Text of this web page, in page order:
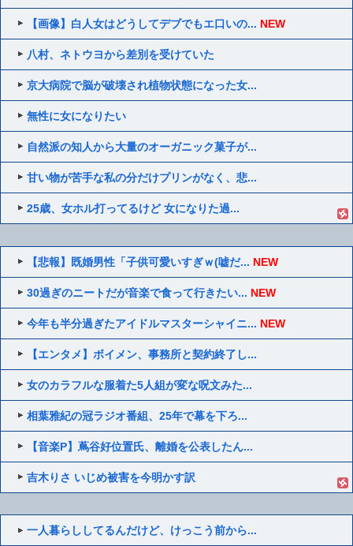
【画像】白人女はどうしてデブでもエ口いの... NEW
八村、ネトウヨから差別を受けていた
京大病院で脳が破壊され植物状態になった女...
無性に女になりたい
自然派の知人から大量のオーガニック菓子が...
甘い物が苦手な私の分だけプリンがなく、悲...
25歳、女ホル打ってるけど 女になりた過...
【悲報】既婚男性「子供可愛いすぎｗ(嘘だ... NEW
30過ぎのニートだが音楽で食って行きたい... NEW
今年も半分過ぎたアイドルマスターシャイニ... NEW
【エンタメ】ボイメン、事務所と契約終了し...
女のカラフルな服着た5人組が変な呪文みた...
相葉雅紀の冠ラジオ番組、25年で幕を下ろ...
【音楽P】蔦谷好位置氏、離婚を公表したん...
吉木りさ いじめ被害を今明かす訳
一人暮らししてるんだけど、けっこう前から...